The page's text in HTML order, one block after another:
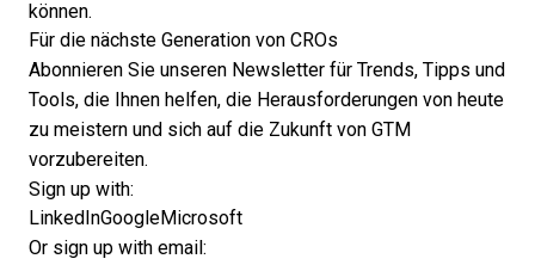
können.
Für die nächste Generation von CROs
Abonnieren Sie unseren Newsletter für Trends, Tipps und
Tools, die Ihnen helfen, die Herausforderungen von heute
zu meistern und sich auf die Zukunft von GTM
vorzubereiten.
Sign up with:
LinkedInGoogleMicrosoft
Or sign up with email: